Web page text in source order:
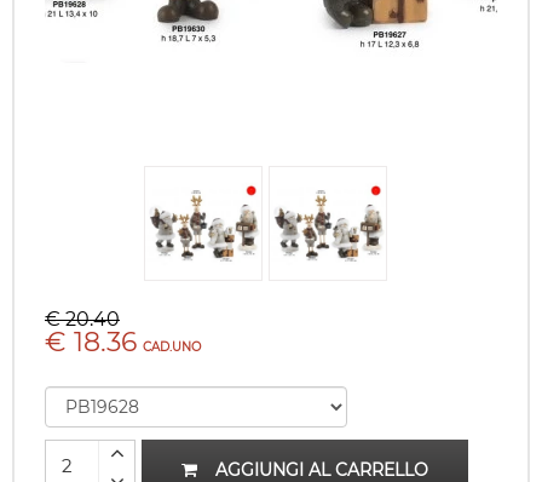
€ 20.40
€ 18.36 CAD.UNO
AGGIUNGI AL CARRELLO